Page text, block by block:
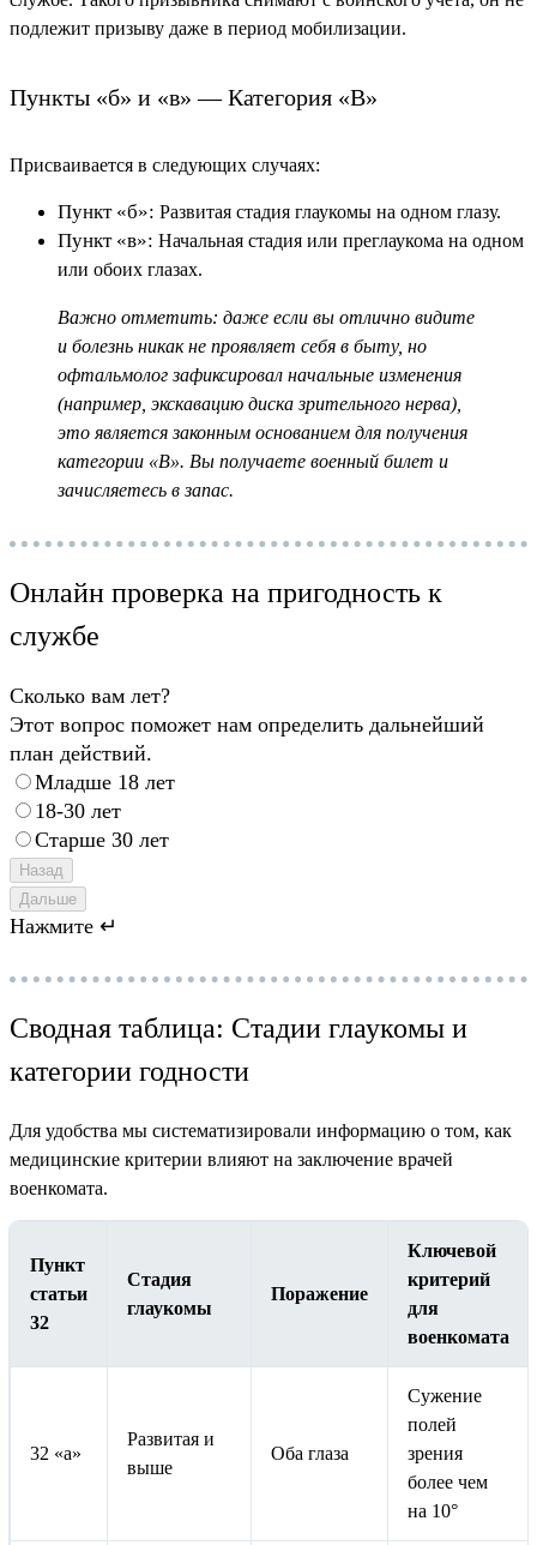
подлежит призыву даже в период мобилизации.
Пункты «б» и «в» — Категория «В»
Присваивается в следующих случаях:
Пункт «б»: Развитая стадия глаукомы на одном глазу.
Пункт «в»: Начальная стадия или преглаукома на одном
или обоих глазах.
Важно отметить: даже если вы отлично видите
и болезнь никак не проявляет себя в быту, но
офтальмолог зафиксировал начальные изменения
(например, экскавацию диска зрительного нерва),
это является законным основанием для получения
категории «В». Вы получаете военный билет и
зачисляетесь в запас.
Онлайн проверка на пригодность к
службе
Сколько вам лет?
Этот вопрос поможет нам определить дальнейший
план действий.
Младше 18 лет
18-30 лет
Старше 30 лет
Назад
Дальше
Нажмите ↵
Сводная таблица: Стадии глаукомы и
категории годности
Для удобства мы систематизировали информацию о том, как
медицинские критерии влияют на заключение врачей
военкомата.
Пункт
статьи
32
Стадия
глаукомы
Поражение
Ключевой
критерий
для
военкомата
32 «а»
Развитая и
выше
Оба глаза
Сужение
полей
зрения
более чем
на 10°